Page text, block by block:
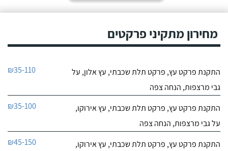
מחירון מתקיני פרקטים
התקנת פרקט עץ, פרקט תלת שכבתי, עץ אלון, על
גבי מרצפות, הנחה צפה
₪35-110
התקנת פרקט עץ, פרקט תלת שכבתי, עץ אירוקו,
על גבי מרצפות, הנחה צפה
₪35-100
התקנת פרקט עץ, פרקט תלת שכבתי, עץ אירוקו,
₪45-150